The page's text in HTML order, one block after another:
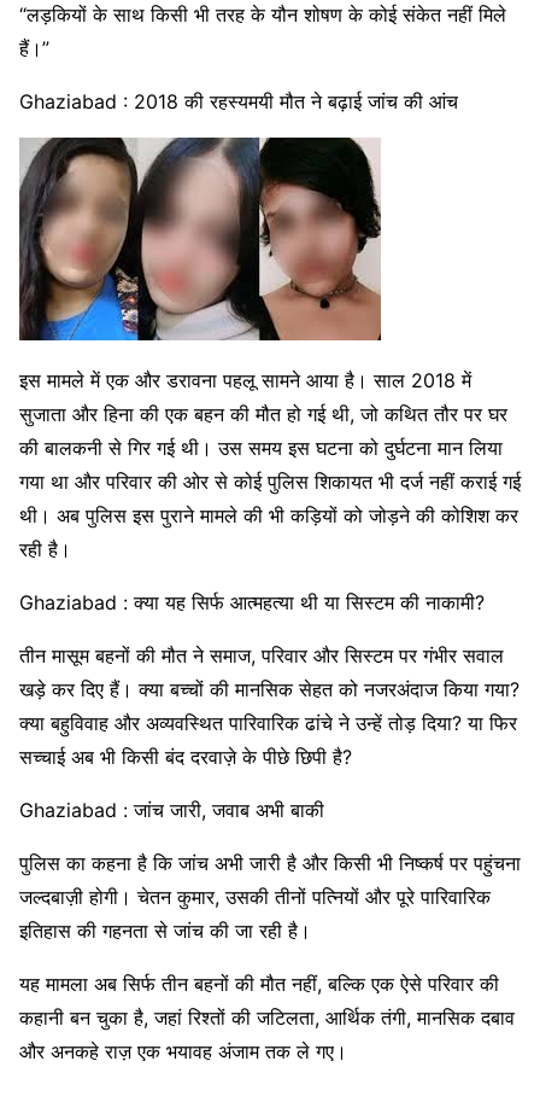
“लड़कियों के साथ किसी भी तरह के यौन शोषण के कोई संकेत नहीं मिले
हैं।”
Ghaziabad : 2018 की रहस्यमयी मौत ने बढ़ाई जांच की आंच
इस मामले में एक और डरावना पहलू सामने आया है। साल 2018 में
सुजाता और हिना की एक बहन की मौत हो गई थी, जो कथित तौर पर घर
की बालकनी से गिर गई थी। उस समय इस घटना को दुर्घटना मान लिया
गया था और परिवार की ओर से कोई पुलिस शिकायत भी दर्ज नहीं कराई गई
थी। अब पुलिस इस पुराने मामले की भी कड़ियों को जोड़ने की कोशिश कर
रही है।
Ghaziabad : क्या यह सिर्फ आत्महत्या थी या सिस्टम की नाकामी?
तीन मासूम बहनों की मौत ने समाज, परिवार और सिस्टम पर गंभीर सवाल
खड़े कर दिए हैं। क्या बच्चों की मानसिक सेहत को नजरअंदाज किया गया?
क्या बहुविवाह और अव्यवस्थित पारिवारिक ढांचे ने उन्हें तोड़ दिया? या फिर
सच्चाई अब भी किसी बंद दरवाज़े के पीछे छिपी है?
Ghaziabad : जांच जारी, जवाब अभी बाकी
पुलिस का कहना है कि जांच अभी जारी है और किसी भी निष्कर्ष पर पहुंचना
जल्दबाज़ी होगी। चेतन कुमार, उसकी तीनों पत्नियों और पूरे पारिवारिक
इतिहास की गहनता से जांच की जा रही है।
यह मामला अब सिर्फ तीन बहनों की मौत नहीं, बल्कि एक ऐसे परिवार की
कहानी बन चुका है, जहां रिश्तों की जटिलता, आर्थिक तंगी, मानसिक दबाव
और अनकहे राज़ एक भयावह अंजाम तक ले गए।